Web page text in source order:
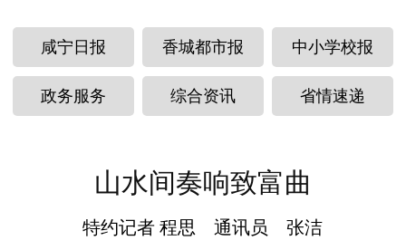
咸宁日报 香城都市报 中小学校报
政务服务 综合资讯 省情速递
山水间奏响致富曲
特约记者 程思 通讯员 张洁